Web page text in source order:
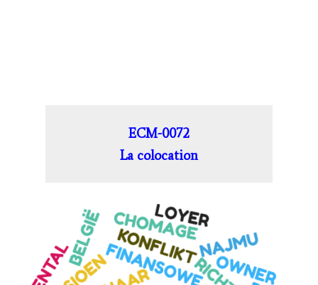
ECM-0072
La colocation